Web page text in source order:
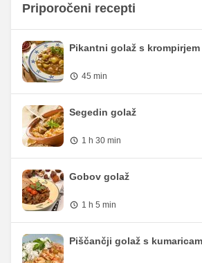
Priporočeni recepti
Pikantni golaž s
45 min
Segedin golaž
1 h 30 min
Gobov golaž
1 h 5 min
Piščančji golaž s